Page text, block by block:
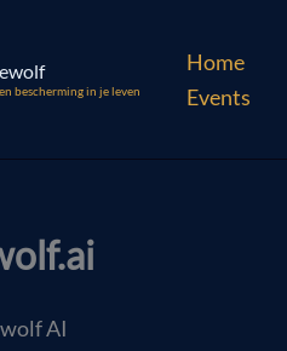
bescherming in je leven
Home
Events
AI